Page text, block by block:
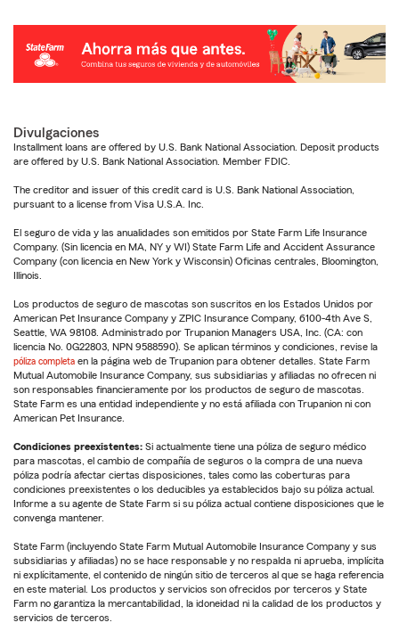
Divulgaciones
Installment loans are offered by U.S. Bank National Association. Deposit products
are offered by U.S. Bank National Association. Member FDIC.
The creditor and issuer of this credit card is U.S. Bank National Association,
pursuant to a license from Visa U.S.A. Inc.
El seguro de vida y las anualidades son emitidos por State Farm Life Insurance
Company. (Sin licencia en MA, NY y WI) State Farm Life and Accident Assurance
Company (con licencia en New York y Wisconsin) Oficinas centrales, Bloomington,
Illinois.
Los productos de seguro de mascotas son suscritos en los Estados Unidos por
American Pet Insurance Company y ZPIC Insurance Company, 6100-4th Ave S,
Seattle, WA 98108. Administrado por Trupanion Managers USA, Inc. (CA: con
licencia No. 0G22803, NPN 9588590). Se aplican términos y condiciones, revise la
póliza completa en la página web de Trupanion para obtener detalles. State Farm
Mutual Automobile Insurance Company, sus subsidiarias y afiliadas no ofrecen ni
son responsables financieramente por los productos de seguro de mascotas.
State Farm es una entidad independiente y no está afiliada con Trupanion ni con
American Pet Insurance.
Condiciones preexistentes: Si actualmente tiene una póliza de seguro médico
para mascotas, el cambio de compañía de seguros o la compra de una nueva
póliza podría afectar ciertas disposiciones, tales como las coberturas para
condiciones preexistentes o los deducibles ya establecidos bajo su póliza actual.
Informe a su agente de State Farm si su póliza actual contiene disposiciones que le
convenga mantener.
State Farm (incluyendo State Farm Mutual Automobile Insurance Company y sus
subsidiarias y afiliadas) no se hace responsable y no respalda ni aprueba, implícita
ni explícitamente, el contenido de ningún sitio de terceros al que se haga referencia
en este material. Los productos y servicios son ofrecidos por terceros y State
Farm no garantiza la mercantabilidad, la idoneidad ni la calidad de los productos y
servicios de terceros.